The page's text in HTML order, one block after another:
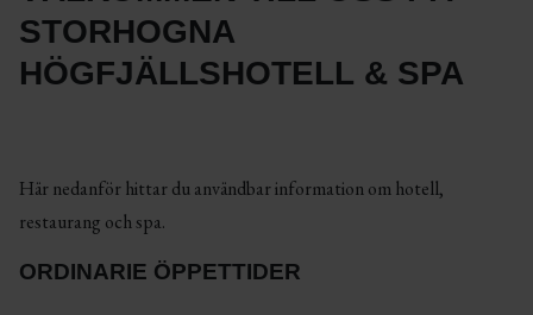
STORHOGNA
HÖGFJÄLLSHOTELL & SPA
Här nedanför hittar du användbar information om hotell,
restaurang och spa.
ORDINARIE ÖPPETTIDER